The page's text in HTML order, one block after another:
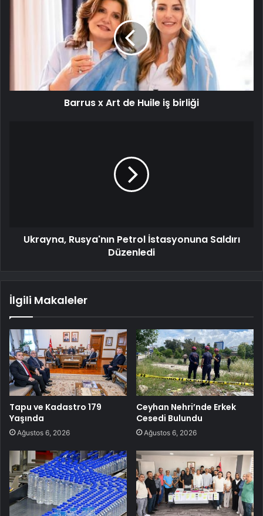
Barrus x Art de Huile iş birliği
Ukrayna, Rusya'nın Petrol İstasyonuna Saldırı
Düzenledi
İlgili Makaleler
Tapu ve Kadastro 179
Yaşında
Ağustos 6, 2026
Ceyhan Nehri’nde Erkek
Cesedi Bulundu
Ağustos 6, 2026